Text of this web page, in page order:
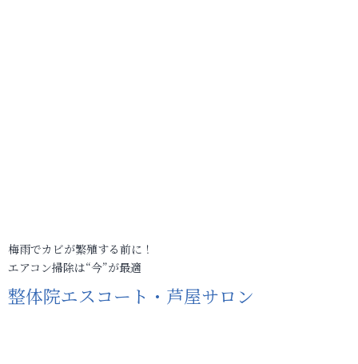
梅雨でカビが繁殖する前に！
エアコン掃除は“今”が最適
整体院エスコート・芦屋サロン